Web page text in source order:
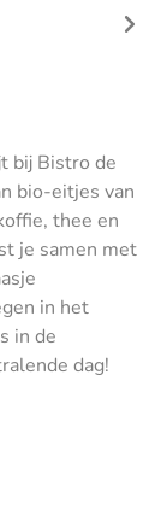
bij Bistro de
bio-eitjes van
thee en
je samen met
in het
in de
dag!